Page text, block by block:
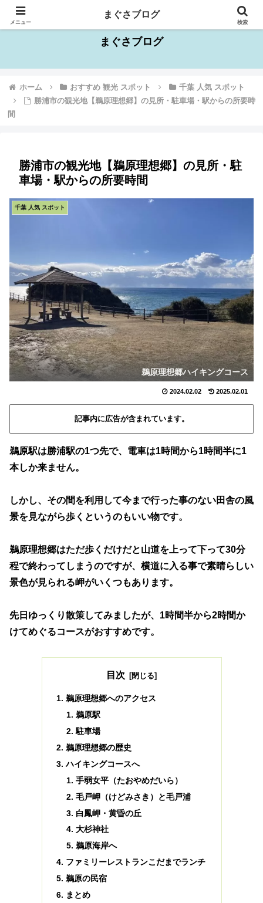
千葉県を中心としたお出かけスポット情報
まぐさブログ
ホーム おすすめ 観光 スポット
千葉 人気 スポット
勝浦市の観光地【鵜原理想郷】の見所・駐車場・駅からの所要時
間
勝浦市の観光地【鵜原理想郷】の見所・駐
車場・駅からの所要時間
千葉 人気 スポット
鵜原理想郷ハイキングコース
2024.02.02 2025.02.01
記事内に広告が含まれています。
鵜原駅は勝浦駅の1つ先で、電車は1時間から1時間半に1
本しか来ません。
しかし、その間を利用して今まで行った事のない田舎の風
景を見ながら歩くというのもいい物です。
鵜原理想郷はただ歩くだけだと山道を上って下って30分
程で終わってしまうのですが、横道に入る事で素晴らしい
景色が見られる岬がいくつもあります。
先日ゆっくり散策してみましたが、1時間半から2時間か
けてめぐるコースがおすすめです。
目次
鵜原理想郷へのアクセス
鵜原駅
駐車場
鵜原理想郷の歴史
ハイキングコースへ
手弱女平（たおやめだいら）
毛戸岬（けどみさき）と毛戸浦
白鳳岬・黄昏の丘
大杉神社
鵜原海岸へ
ファミリーレストランこだまでランチ
鵜原の民宿
まとめ
メニュー
まぐさブログ
検索